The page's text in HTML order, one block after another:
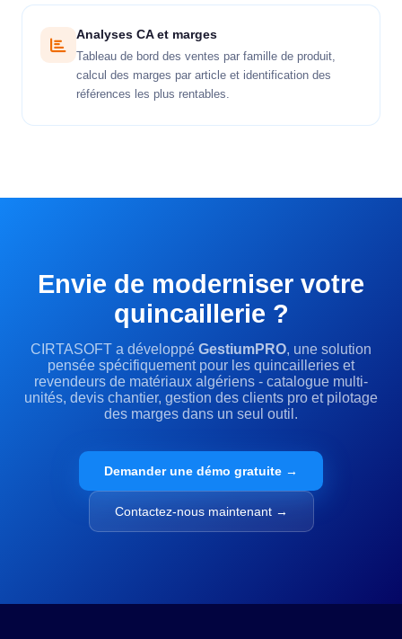
Analyses CA et marges
Tableau de bord des ventes par famille de produit,
calcul des marges par article et identification des
références les plus rentables.
Envie de moderniser votre
quincaillerie ?
CIRTASOFT a développé GestiumPRO, une solution
pensée spécifiquement pour les quincailleries et
revendeurs de matériaux algériens - catalogue multi-
unités, devis chantier, gestion des clients pro et pilotage
des marges dans un seul outil.
Demander une démo gratuite →
Contactez-nous maintenant →